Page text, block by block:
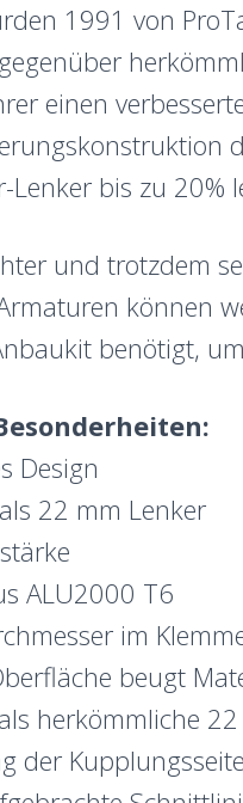
1991 von
einen
Lenker bis zu 20%
und trotzdem
können
benötigt,
Design
22 mm Lenker
ALU2000 T6
im
beugt
herkömmliche
der